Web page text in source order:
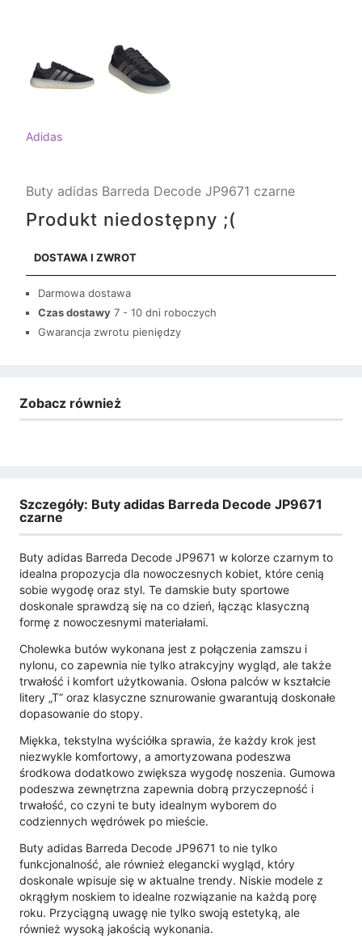
Adidas
Buty adidas Barreda Decode JP9671 czarne
Produkt niedostępny ;(
DOSTAWA I ZWROT
Darmowa dostawa
Czas dostawy 7 - 10 dni roboczych
Gwarancja zwrotu pieniędzy
Zobacz również
Szczegóły: Buty adidas Barreda Decode JP9671
czarne
Buty adidas Barreda Decode JP9671 w kolorze czarnym to
idealna propozycja dla nowoczesnych kobiet, które cenią
sobie wygodę oraz styl. Te damskie buty sportowe
doskonale sprawdzą się na co dzień, łącząc klasyczną
formę z nowoczesnymi materiałami.
Cholewka butów wykonana jest z połączenia zamszu i
nylonu, co zapewnia nie tylko atrakcyjny wygląd, ale także
trwałość i komfort użytkowania. Osłona palców w kształcie
litery „T” oraz klasyczne sznurowanie gwarantują doskonałe
dopasowanie do stopy.
Miękka, tekstylna wyściółka sprawia, że każdy krok jest
niezwykle komfortowy, a amortyzowana podeszwa
środkowa dodatkowo zwiększa wygodę noszenia. Gumowa
podeszwa zewnętrzna zapewnia dobrą przyczepność i
trwałość, co czyni te buty idealnym wyborem do
codziennych wędrówek po mieście.
Buty adidas Barreda Decode JP9671 to nie tylko
funkcjonalność, ale również elegancki wygląd, który
doskonale wpisuje się w aktualne trendy. Niskie modele z
okrągłym noskiem to idealne rozwiązanie na każdą porę
roku. Przyciągną uwagę nie tylko swoją estetyką, ale
również wysoką jakością wykonania.